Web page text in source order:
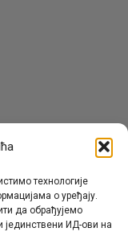
технологије
о уређају.
да обрађујемо
ИД-ови на